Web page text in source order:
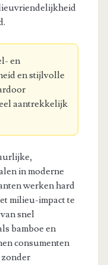
en
en stijlvolle
aantrekkelijk
in moderne
werken hard
milieu-impact te
snel
bamboe en
consumenten